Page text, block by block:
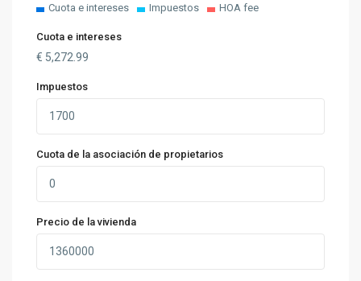
Cuota e intereses Impuestos HOA fee
Cuota e intereses
€ 5,272.99
Impuestos
Cuota de la asociación de propietarios
Precio de la vivienda